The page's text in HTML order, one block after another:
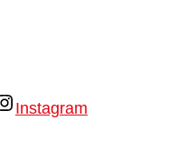
Instagram